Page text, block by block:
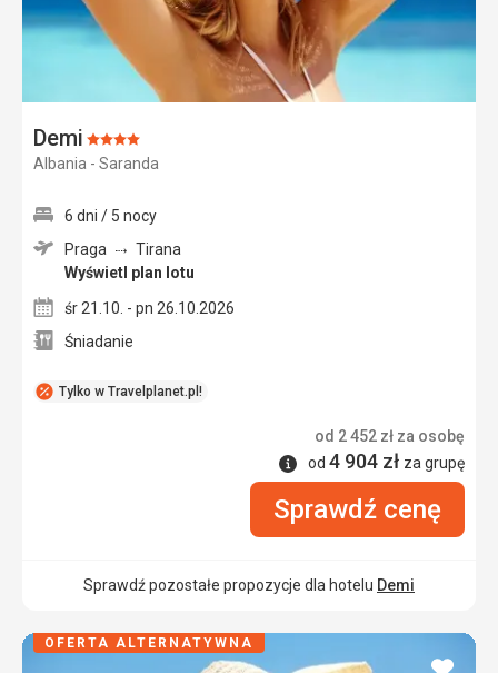
Demi Ocena:
4/5
Albania - Saranda
Tylko w Travelplanet.pl!
6 dni / 5 nocy
Praga
Tirana
Wyświetl plan lotu
śr 21.10. - pn 26.10.2026
Śniadanie
od 2 452 zł za osobę
Informacje
od 4 904 zł za grupę
Sprawdź cenę
Sprawdź pozostałe propozycje dla hotelu Demi
dodaj
OFERTA ALTERNATYWNA